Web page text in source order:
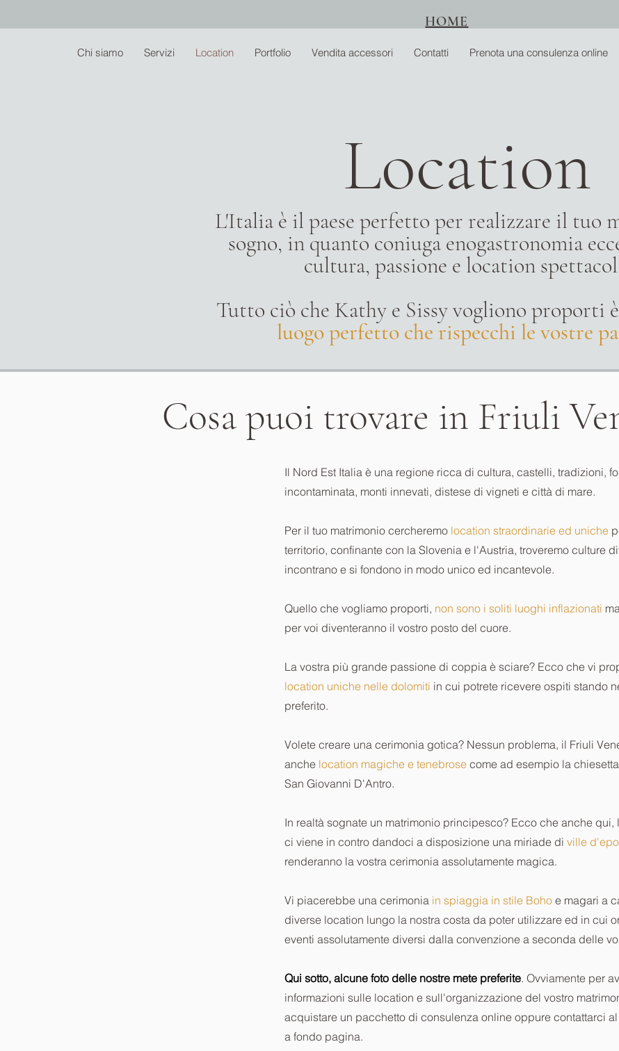
HOME
Chi siamo Servizi Location Portfolio Vendita accessori Contatti Prenota una consulenza online
Location
L'Italia è il paese perfetto per realizzare il tuo
sogno, in quanto coniuga enogastronomia
cultura, passione e location
Tutto ciò che Kathy e Sissy vogliono proporti è
luogo perfetto che rispecchi le vostre
Cosa puoi trovare in Friuli
Il Nord Est Italia è una regione ricca di cultura, castelli, tradizioni,
incontaminata, monti innevati, distese di vigneti e città di mare.
Per il tuo matrimonio cercheremo location straordinarie ed uniche
territorio, confinante con la Slovenia e l'Austria, troveremo culture
incontrano e si fondono in modo unico ed incantevole.
Quello che vogliamo proporti, non sono i soliti luoghi inflazionati
per voi diventeranno il vostro posto del cuore.
La vostra più grande passione di coppia è sciare? Ecco che vi
location uniche nelle dolomiti in cui potrete ricevere ospiti stando
preferito.
Volete creare una cerimonia gotica? Nessun problema, il Friuli
anche location magiche e tenebrose come ad esempio la
San Giovanni D'Antro.
In realtà sognate un matrimonio principesco? Ecco che anche qui,
ci viene in contro dandoci a disposizione una miriade di ville
renderanno la vostra cerimonia assolutamente magica.
Vi piacerebbe una cerimonia in spiaggia in stile Boho e magari a
diverse location lungo la nostra costa da poter utilizzare ed in cui
eventi assolutamente diversi dalla convenzione a seconda delle
Qui sotto, alcune foto delle nostre mete preferite. Ovviamente per
informazioni sulle location e sull'organizzazione del vostro
acquistare un pacchetto di consulenza online oppure contattarci
a fondo pagina.